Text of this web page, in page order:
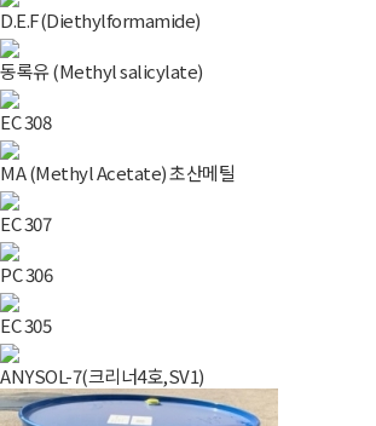
D.E.F(Diethylformamide)
동록유 (Methyl salicylate)
EC 308
MA (Methyl Acetate) 초산메틸
EC 307
PC 306
EC 305
ANYSOL-7(크리너4호,SV1)